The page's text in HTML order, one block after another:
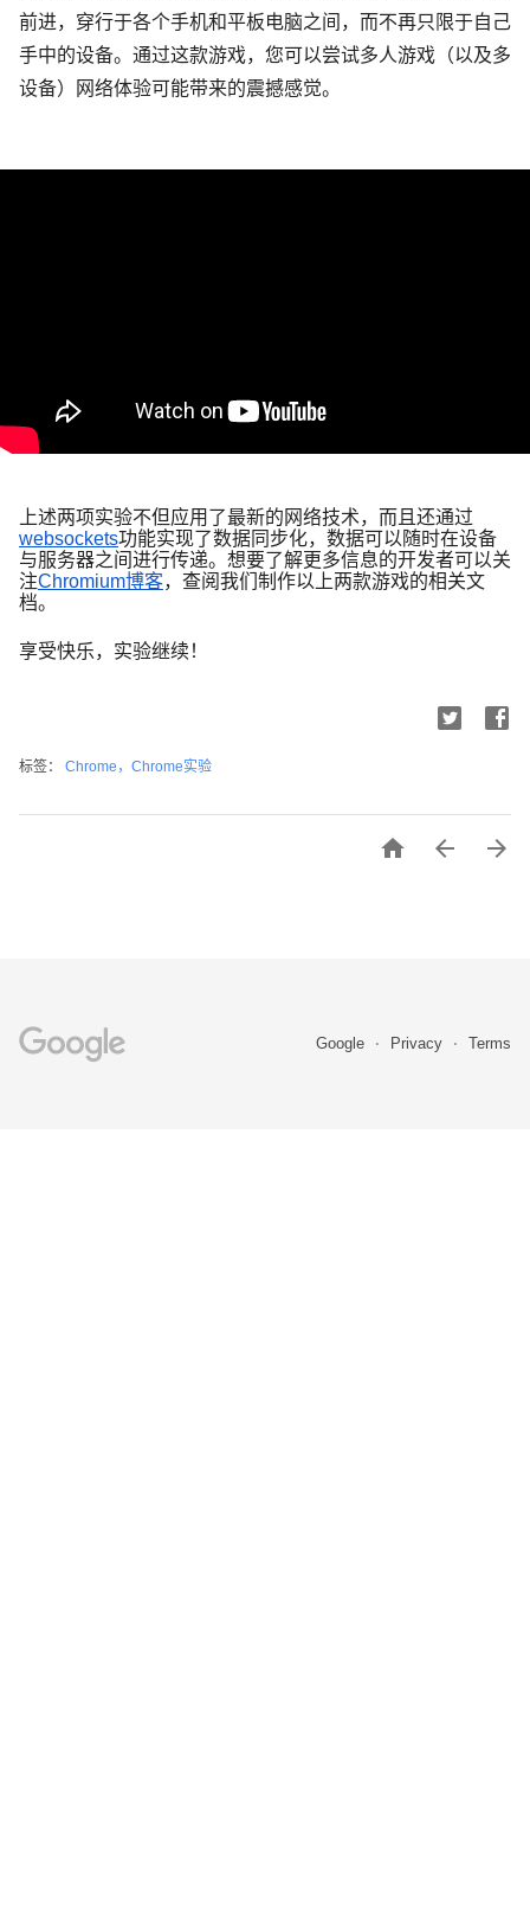
前进，穿行于各个手机和平板电脑之间，而不再只限于自己
手中的设备。通过这款游戏，您可以尝试多人游戏（以及多
设备）网络体验可能带来的震撼感觉。
上述两项实验不但应用了最新的网络技术，而且还通过
websockets功能实现了数据同步化，数据可以随时在设备
与服务器之间进行传递。想要了解更多信息的开发者可以关
注Chromium博客，查阅我们制作以上两款游戏的相关文
档。
享受快乐，实验继续！
标签： Chrome，Chrome实验
  
Google Privacy Terms